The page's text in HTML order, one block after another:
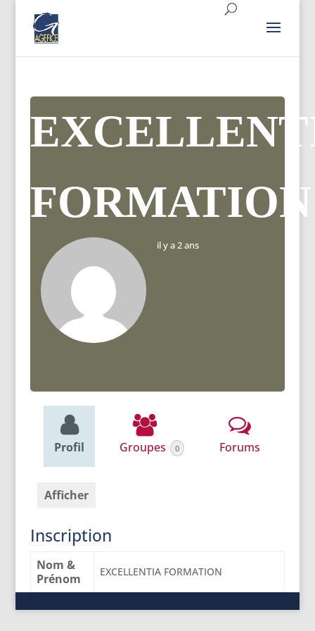
FORMATION
il y a 2 ans
Profil Groupes 0 Forums
Afficher
Inscription
Nom &
Prénom
EXCELLENTIA FORMATION